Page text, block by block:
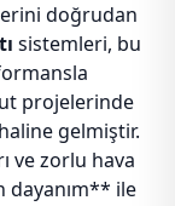
doğrudan
sistemleri, bu
projelerinde
gelmiştir.
ve zorlu hava
dayanım** ile